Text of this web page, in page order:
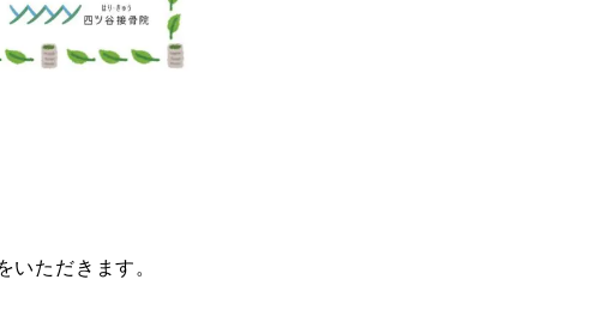
いただきます。